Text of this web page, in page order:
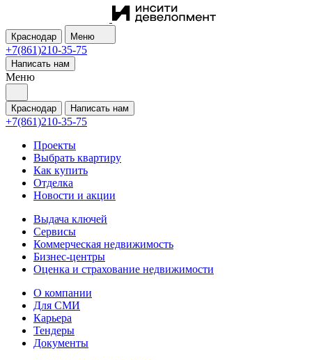
Краснодар Меню
+7(861)210-35-75
Написать нам
Меню
Краснодар Написать нам
+7(861)210-35-75
Проекты
Выбрать квартиру
Как купить
Отделка
Новости и акции
Выдача ключей
Сервисы
Коммерческая недвижимость
Бизнес-центры
Оценка и страхование недвижимости
О компании
Для СМИ
Карьера
Тендеры
Документы